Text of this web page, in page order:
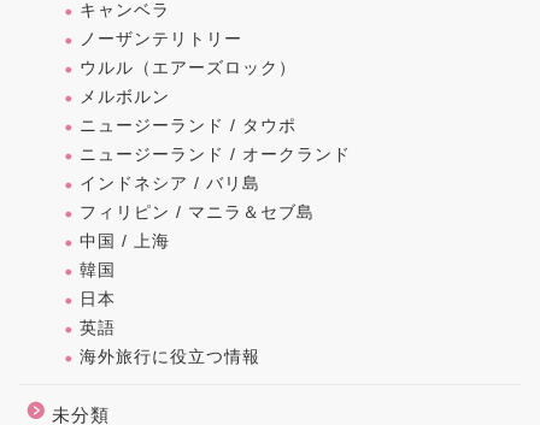
キャンベラ
ノーザンテリトリー
ウルル（エアーズロック）
メルボルン
ニュージーランド / タウポ
ニュージーランド / オークランド
インドネシア / バリ島
フィリピン / マニラ＆セブ島
中国 / 上海
韓国
日本
英語
海外旅行に役立つ情報
未分類